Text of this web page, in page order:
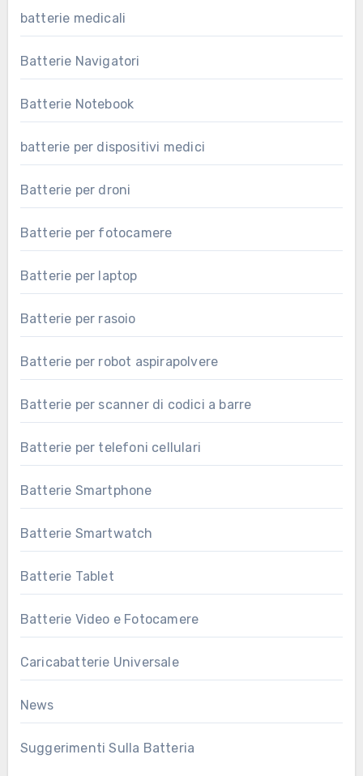
batterie medicali
Batterie Navigatori
Batterie Notebook
batterie per dispositivi medici
Batterie per droni
Batterie per fotocamere
Batterie per laptop
Batterie per rasoio
Batterie per robot aspirapolvere
Batterie per scanner di codici a barre
Batterie per telefoni cellulari
Batterie Smartphone
Batterie Smartwatch
Batterie Tablet
Batterie Video e Fotocamere
Caricabatterie Universale
News
Suggerimenti Sulla Batteria